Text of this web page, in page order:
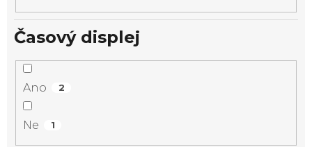
Časový displej
Ano 2
Ne 1